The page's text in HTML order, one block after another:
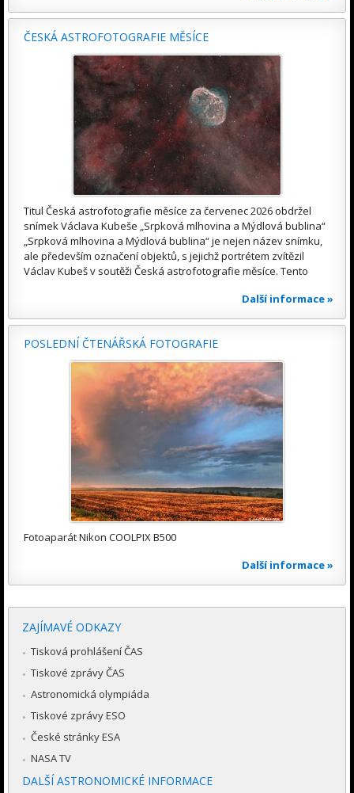
ČESKÁ ASTROFOTOGRAFIE MĚSÍCE
Titul Česká astrofotografie měsíce za červenec 2026 obdržel
snímek Václava Kubeše „Srpková mlhovina a Mýdlová bublina“
„Srpková mlhovina a Mýdlová bublina“ je nejen název snímku,
ale především označení objektů, s jejichž portrétem zvítězil
Václav Kubeš v soutěži Česká astrofotografie měsíce. Tento
Další informace »
POSLEDNÍ ČTENÁŘSKÁ FOTOGRAFIE
Fotoaparát Nikon COOLPIX B500
Další informace »
ZAJÍMAVÉ ODKAZY
Tisková prohlášení ČAS
Tiskové zprávy ČAS
Astronomická olympiáda
Tiskové zprávy ESO
České stránky ESA
NASA TV
DALŠÍ ASTRONOMICKÉ INFORMACE